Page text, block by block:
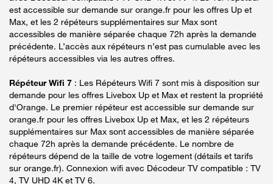
est accessible sur demande sur orange.fr pour les offres Up et
Max, et les 2 répéteurs supplémentaires sur Max sont
accessibles de manière séparée chaque 72h après la demande
précédente. L’accès aux répéteurs n’est pas cumulable avec les
répéteurs accessibles via les autres offres.
Répéteur Wifi 7 : Les Répéteurs Wifi 7 sont mis à disposition sur
demande pour les offres Livebox Up et Max et restent la propriété
d'Orange. Le premier répéteur est accessible sur demande sur
orange.fr pour les offres Livebox Up et Max, et les 2 répéteurs
supplémentaires sur Max sont accessibles de manière séparée
chaque 72h après la demande précédente. Le nombre de
répéteurs dépend de la taille de votre logement (détails et tarifs
sur orange.fr). Connexion wifi avec Décodeur TV compatible : TV
4, TV UHD 4K et TV 6.